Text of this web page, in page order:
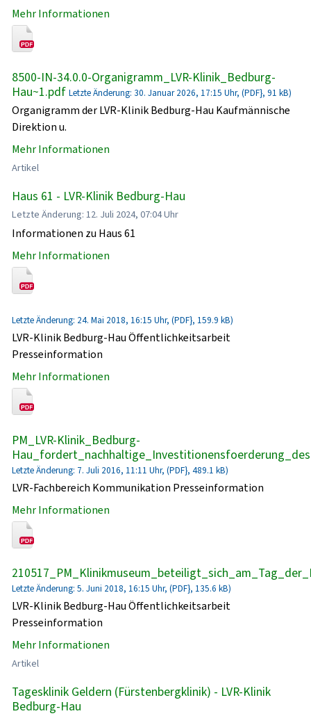
Mehr Informationen
8500-IN-34.0.0-Organigramm_LVR-Klinik_Bedburg-
Hau~1.pdf Letzte Änderung: 30. Januar 2026, 17:15 Uhr, (PDF}, 91 kB)
Organigramm der LVR-Klinik Bedburg-Hau Kaufmännische
Direktion u.
Mehr Informationen
Artikel
Haus 61 - LVR-Klinik Bedburg-Hau
Letzte Änderung: 12. Juli 2024, 07:04 Uhr
Informationen zu Haus 61
Mehr Informationen
Letzte Änderung: 24. Mai 2018, 16:15 Uhr, (PDF}, 159.9 kB)
LVR-Klinik Bedburg-Hau Öffentlichkeitsarbeit
Presseinformation
Mehr Informationen
PM_LVR-Klinik_Bedburg-
Letzte Änderung: 7. Juli 2016, 11:11 Uhr, (PDF}, 489.1 kB)
LVR-Fachbereich Kommunikation Presseinformation
Mehr Informationen
Letzte Änderung: 5. Juni 2018, 16:15 Uhr, (PDF}, 135.6 kB)
LVR-Klinik Bedburg-Hau Öffentlichkeitsarbeit
Presseinformation
Mehr Informationen
Artikel
Tagesklinik Geldern (Fürstenbergklinik) - LVR-Klinik
Bedburg-Hau